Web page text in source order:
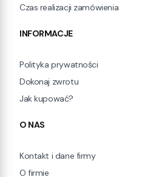
Czas realizacji zamówienia
INFORMACJE
Polityka prywatności
Dokonaj zwrotu
Jak kupować?
O NAS
Kontakt i dane firmy
O firmie